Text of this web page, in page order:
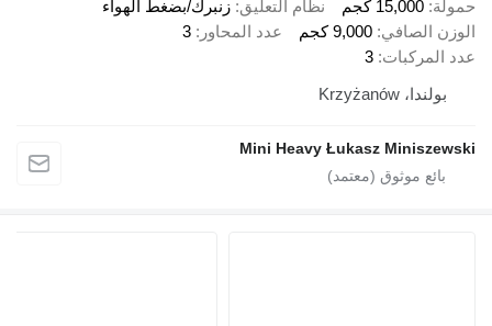
15,000 كجم نظام التعليق زنبرك/بضغط الهواء
9,000 كجم عدد المحاور 3
3
Mini Heavy Łukasz